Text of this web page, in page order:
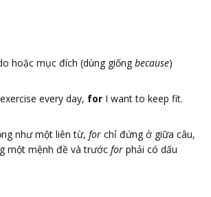
hoặc mục đích (dùng giống because)
every day, for I want to keep fit.
như một liên từ, for chỉ đứng ở giữa câu,
một mệnh đề và trước for phải có dấu